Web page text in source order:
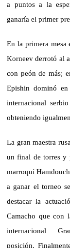
a puntos a la
ganaría el primer
En la primera mesa
Korneev derrotó al
con peón de más;
Epishin dominó
internacional
obteniendo
La gran maestra
un final de torres y
marroquí
a ganar el torneo
destacar la
Camacho que con
internacional
posición.